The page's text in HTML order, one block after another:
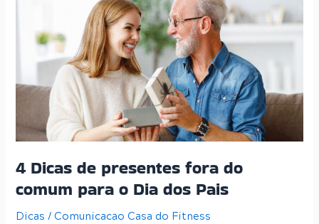
4 Dicas de presentes fora do
comum para o Dia dos Pais
Dicas /Comunicacao Casa do Fitness
presentes
fora
do
comum
o
Dia
Pais